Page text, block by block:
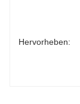
Hervorheben: